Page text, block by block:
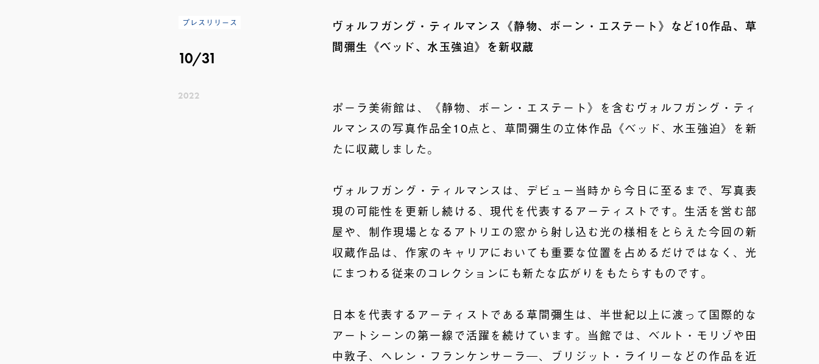
プレスリリース
10/31
2022
ヴォルフガング・ティルマンス《静物、ボーン・エステート》など10作品、草
間彌生《ベッド、水玉強迫》を新収蔵
ポーラ美術館は、《静物、ボーン・エステート》を含むヴォルフガング・ティ
ルマンスの写真作品全10点と、草間彌生の立体作品《ベッド、水玉強迫》を新
たに収蔵しました。
ヴォルフガング・ティルマンスは、デビュー当時から今日に至るまで、写真表
現の可能性を更新し続ける、現代を代表するアーティストです。生活を営む部
屋や、制作現場となるアトリエの窓から射し込む光の様相をとらえた今回の新
収蔵作品は、作家のキャリアにおいても重要な位置を占めるだけではなく、光
にまつわる従来のコレクションにも新たな広がりをもたらすものです。
日本を代表するアーティストである草間彌生は、半世紀以上に渡って国際的な
アートシーンの第一線で活躍を続けています。当館では、ベルト・モリゾや田
中敦子、ヘレン・フランケンサーラ―、ブリジット・ライリーなどの作品を近